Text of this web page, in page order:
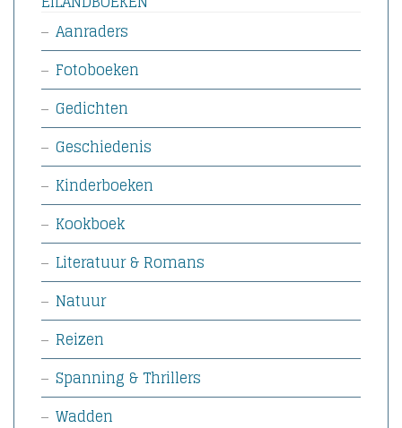
Aanraders
Fotoboeken
Gedichten
Geschiedenis
Kinderboeken
Kookboek
Literatuur & Romans
Natuur
Reizen
Spanning & Thrillers
Wadden